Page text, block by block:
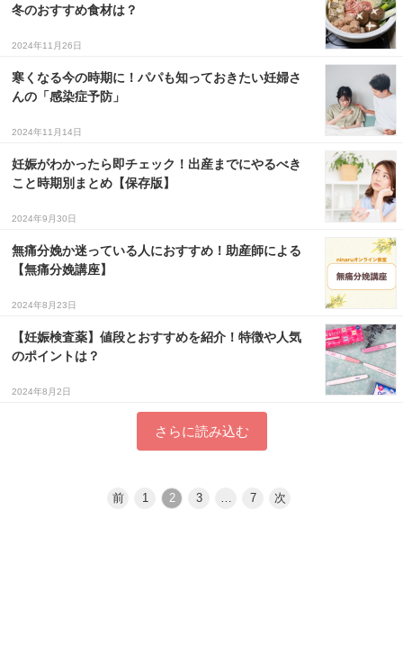
冬のおすすめ食材は？
2024年11月26日
寒くなる今の時期に！パパも知っておきたい妊婦さ
んの「感染症予防」
2024年11月14日
妊娠がわかったら即チェック！出産までにやるべき
こと時期別まとめ【保存版】
2024年9月30日
無痛分娩か迷っている人におすすめ！助産師による
【無痛分娩講座】
2024年8月23日
【妊娠検査薬】値段とおすすめを紹介！特徴や人気
のポイントは？
2024年8月2日
さらに読み込む
前 1 2 3 … 7 次